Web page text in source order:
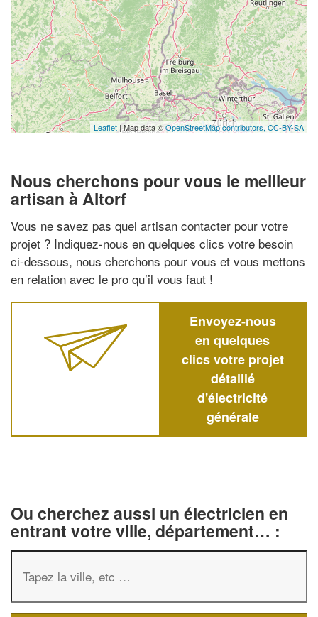
Leaflet | Map data ©OpenStreetMap contributors, CC-BY-SA
Nous cherchons pour vous le meilleur
artisan à Altorf
Vous ne savez pas quel artisan contacter pour votre
projet ? Indiquez-nous en quelques clics votre besoin
ci-dessous, nous cherchons pour vous et vous mettons
en relation avec le pro qu’il vous faut !
Envoyez-nous
en quelques
clics votre projet
détaillé
d'électricité
générale
Ou cherchez aussi un électricien en
entrant votre ville, département… :